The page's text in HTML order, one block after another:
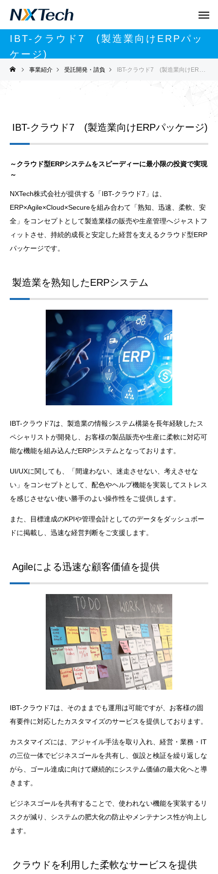
IBT-クラウド7 (製造業向けERPパッ
ケージ)
ibt-cloud事業紹介 受託開発・請負 IBT-クラウド7 (製造業向けERPパッケージ)
IBT-クラウド7 (製造業向けERPパッケージ)
～クラウド型ERPシステムをスピーディーに最小限の投資で実現
～
NXTech株式会社が提供する​「IBT-クラウド7」は、
ERP×Agile×Cloud×Secureを組み合わて「熟知、迅速、柔軟、安
全」をコンセプトとして製造業様の販売や生産管理へジャストフ
ィットさせ、​持続的成長と安定した経営を支えるクラウド型ERP
パッケージです。
製造業を熟知したERPシステム
IBT-クラウド7は、製造業の情報システム構築を長年経験したス
ペシャリストが開発し、お客様の製品販売や生産に柔軟に対応可
能な機能を組み込んだERPシステムとなっております。
UI/UXに関しても、「間違わない、迷走させない、考えさせな
い」をコンセプトとして、配色やヘルプ機能を実装してストレス
を感じさせない使い勝手のよい操作性をご提供します。
また、目標達成のKPIや管理会計としてのデータをダッシュボー
ドに掲載し、迅速な経営判断をご支援します。
Agileによる迅速な顧客価値を提供
IBT-クラウド7は、そのままでも運用は可能ですが、お客様の固
有要件に対応したカスタマイズのサービスを提供しております。
カスタマイズには、アジャイル手法を取り入れ、経営・業務・IT
の三位一体でビジネスゴールを共有し、仮設と検証を繰り返しな
がら、ゴール達成に向けて継続的にシステム価値の最大化へと導
きます。​
ビジネスゴールを共有することで、使われない機能を実装するリ
スクが減り、システムの肥大化の防止やメンテナンス性が向上し
ます。
クラウドを利用した柔軟なサービスを提供